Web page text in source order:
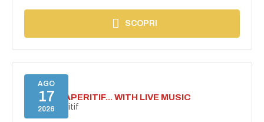
SCOPRI
AGO
17
2026
SECRET APERITIF... WITH LIVE MUSIC
Secret aperitif